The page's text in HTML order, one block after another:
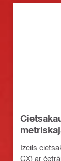
Izcils
CX) ar